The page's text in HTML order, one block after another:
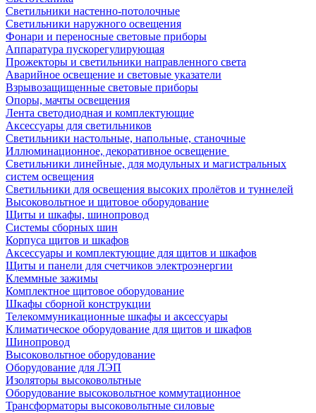
Светильники настенно-потолочные
Светильники наружного освещения
Фонари и переносные световые приборы
Аппаратура пускорегулирующая
Прожекторы и светильники направленного света
Аварийное освещение и световые указатели
Взрывозащищенные световые приборы
Опоры, мачты освещения
Лента светодиодная и комплектующие
Аксессуары для светильников
Светильники настольные, напольные, станочные
Иллюминационное, декоративное освещение
Светильники линейные, для модульных и магистральных
систем освещения
Светильники для освещения высоких пролётов и туннелей
Высоковольтное и щитовое оборудование
Щиты и шкафы, шинопровод
Системы сборных шин
Корпуса щитов и шкафов
Аксессуары и комплектующие для щитов и шкафов
Щиты и панели для счетчиков электроэнергии
Клеммные зажимы
Комплектное щитовое оборудование
Шкафы сборной конструкции
Телекоммуникационные шкафы и аксессуары
Климатическое оборудование для щитов и шкафов
Шинопровод
Высоковольтное оборудование
Оборудование для ЛЭП
Изоляторы высоковольтные
Оборудование высоковольтное коммутационное
Трансформаторы высоковольтные силовые